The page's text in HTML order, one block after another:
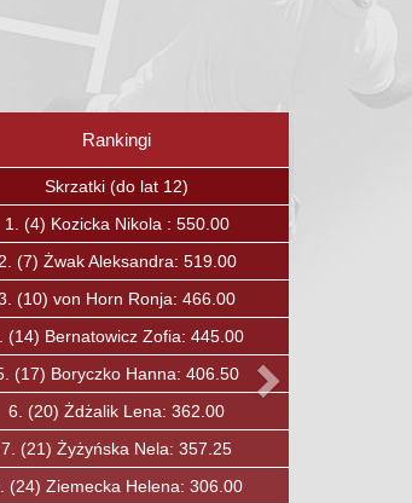
Rankingi
Skrzaty (do lat 12)
1.(15)Boguc Jan: 375.00
2. (23) Kavalchuk Andrei: 336.75
(27) Ćwirta Mateusz: 319.00
(30)Soska Fryderyk: 303.00
5.(31)Ozkan Baha: 297.00
(33)Lewandowski Maciej: 284.00
7.(40)Jobda Aleksander: 250.00
8.(49)Mysiak Maciej: 210.00